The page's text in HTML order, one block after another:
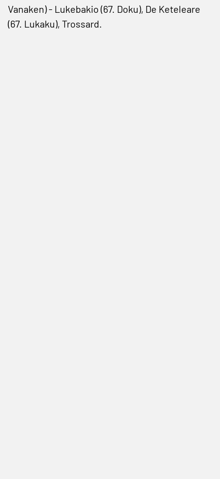
Vanaken) - Lukebakio (67. Doku), De Keteleare
(67. Lukaku), Trossard.